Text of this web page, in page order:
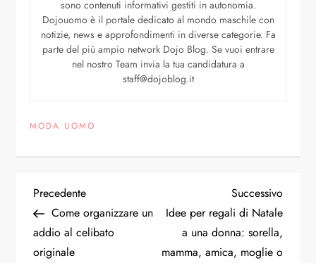
sono contenuti informativi gestiti in autonomia.
Dojouomo è il portale dedicato al mondo maschile con
notizie, news e approfondimenti in diverse categorie. Fa
parte del più ampio network Dojo Blog. Se vuoi entrare
nel nostro Team invia la tua candidatura a
staff@dojoblog.it
MODA UOMO
Precedente
Come organizzare un
addio al celibato
originale
Successivo
Idee per regali di Natale
a una donna: sorella,
mamma, amica, moglie o